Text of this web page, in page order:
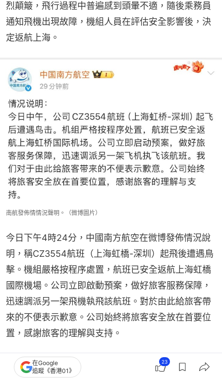
烈顛簸，飛行過程中普遍感到頭暈不適，隨後乘務員
通知飛機出現故障，機組人員在評估安全影響後，決
定返航上海。
南航發佈情情況聲明。（微博圖片）
今日下午4時24分，中國南方航空在微博發佈情況說
明，稱CZ3554航班（上海虹橋-深圳）起飛後遭遇鳥
擊。機組嚴格按程序處置，航班已安全返航上海虹橋
國際機場。公司立即啟動預案，做好旅客服務保障，
迅速調派另一架飛機執飛該航班。對於由此給旅客帶
來的不便表示歉意。公司始終將旅客安全放在首要位
置，感謝旅客的理解與支持。
南航第9架C919投運 首飛廣州⇄西安 春運每日飛
長沙⇄北京
在Google
追蹤《香港01》
23